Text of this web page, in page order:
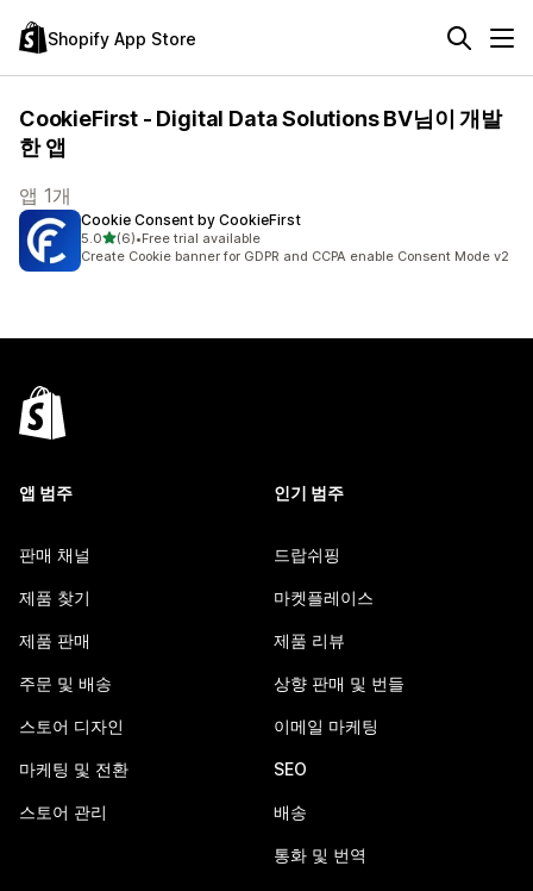
Shopify App Store
CookieFirst - Digital Data Solutions BV님이 개발
한 앱
앱 1개
Cookie Consent by CookieFirst
5.0별 5개 중
(6)
총 리뷰 6개
•Free trial available
Create Cookie banner for GDPR and CCPA enable Consent Mode v2
앱 범주
판매 채널
제품 찾기
제품 판매
주문 및 배송
스토어 디자인
마케팅 및 전환
스토어 관리
인기 범주
드랍쉬핑
마켓플레이스
제품 리뷰
상향 판매 및 번들
이메일 마케팅
SEO
배송
통화 및 번역